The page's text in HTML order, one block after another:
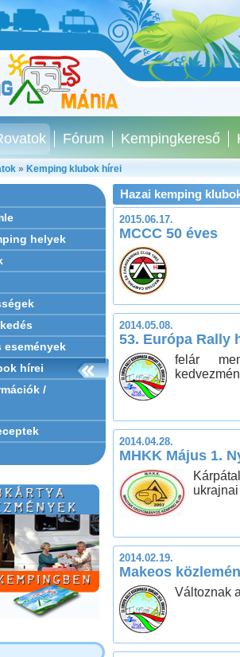
Fórum Kempingkereső
» Kemping klubok hírei
helyek
események
hírei
/
Hazai kemping
2015.06.17.
MCCC 50 éves
2014.05.08.
53. Európa Rally
felár
2014.04.28.
MHKK Május 1.
2014.02.19.
Makeos
Változnak